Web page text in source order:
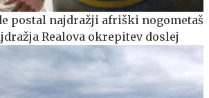
postal najdražji afriški nogometaš
Realova okrepitev doslej